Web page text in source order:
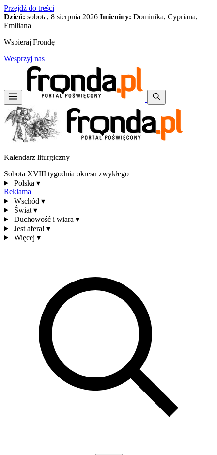
Przejdź do treści
Dzień: sobota, 8 sierpnia 2026 Imieniny: Dominika, Cypriana,
Emiliana
Wspieraj Frondę
Wesprzyj nas
Kalendarz liturgiczny
Sobota XVIII tygodnia okresu zwykłego
Polska ▾
Reklama
Wschód ▾
Świat ▾
Duchowość i wiara ▾
Jest afera! ▾
Więcej ▾